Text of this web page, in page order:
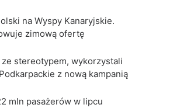
na Wyspy Kanaryjskie.
zimową ofertę
ze stereotypem, wykorzystali
z nową kampanią
mln pasażerów w lipcu